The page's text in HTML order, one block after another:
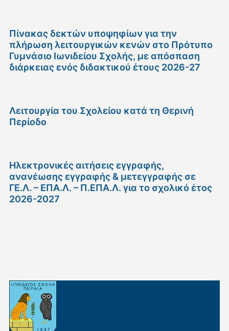
Πίνακας δεκτών υποψηφίων για την
πλήρωση λειτουργικών κενών στο Πρότυπο
Γυμνάσιο Ιωνιδείου Σχολής, με απόσπαση
διάρκειας ενός διδακτικού έτους 2026-27
Λειτουργία του Σχολείου κατά τη Θερινή
Περίοδο
Ηλεκτρονικές αιτήσεις εγγραφής,
ανανέωσης εγγραφής & μετεγγραφής σε
ΓΕ.Λ. – ΕΠΑ.Λ. – Π.ΕΠΑ.Λ. για το σχολικό έτος
2026-2027